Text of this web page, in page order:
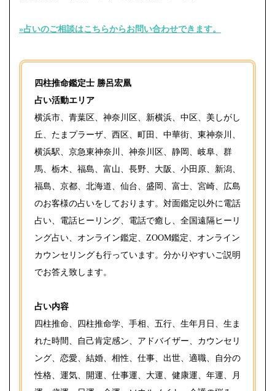
»占いのご相談はこちらからお問い合わせできます。⁡
四柱推命鑑定士 勝呂宏凰
占い活動エリア
横浜市、青葉区、神奈川区、新横浜、中区、美しがし
丘、たまプラーザ、西区、町田、中華街、東神奈川、
横浜駅、京急東神奈川、神奈川区、静岡、岐阜、群
馬、栃木、福島、富山、長野、大阪、小田原、新潟、
福島、京都、北海道、仙台、盛岡、富士、宮崎、広島
のお客様の占いをしております。対面鑑定以外に電話
占い、電話ヒーリング、電話で癒し、全国遠隔ヒーリ
ング占い、オンライン鑑定、ZOOM鑑定、オンライン
カウンセリングも行っています。分かりやすいご説明
でお答え致します。
占い内容
四柱推命、四柱推命学、手相、五行、生年月日、生ま
れた時間、自己肯定感ン、アドバイザー、カウンセリ
ング、恋愛、結婚、相性、仕事、出世、適職、自分の
性格、運気、開運、仕事運、大運、健康運、年運、月